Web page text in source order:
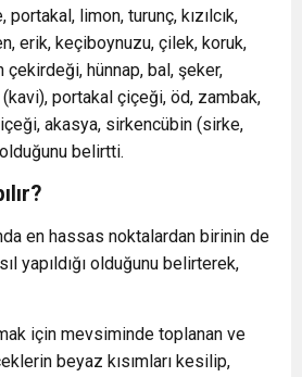
portakal, limon, turunç, kızılcık,
erik, keçiboynuzu, çilek, koruk,
çekirdeği, hünnap, bal, şeker,
portakal çiçeği, öd, zambak,
akasya, sirkencübin (sirke,
belirtti.
en hassas noktalardan birinin de
yapıldığı olduğunu belirterek,
için mevsiminde toplanan ve
beyaz kısımları kesilip,